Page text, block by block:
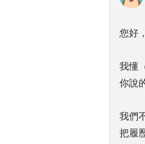
您好，
我懂
你說
我們
把履